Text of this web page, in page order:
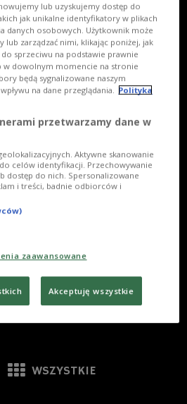
WSZYSTKIE
lub uzyskujemy dostęp do
jak unikalne identyfikatory w plikach
danych osobowych. Użytkownik może
lub zarządzać nimi, klikając poniżej, jak
sprzeciwu na podstawie prawnie
w dowolnym momencie na stronie
będą sygnalizowane naszym
na dane przeglądania. Polityka
przetwarzamy dane w
Aktywne skanowanie
celów identyfikacji. Przechowywanie
dostęp do nich. Spersonalizowane
i treści, badnie odbiorców i
zaawansowane
Akceptuję wszystkie